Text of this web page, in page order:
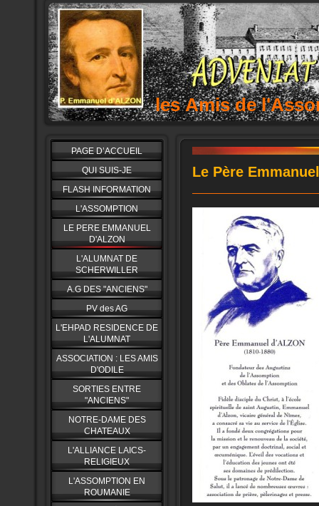
les Amis de
PAGE D’ACCUEIL
QUI SUIS-JE
FLASH INFORMATION
L'ASSOMPTION
LE PERE EMMANUEL
D'ALZON
L'ALUMNAT DE
SCHERWILLER
A.G DES "ANCIENS"
PV des AG
L'EHPAD RESIDENCE DE
L'ALUMNAT
ASSOCIATION : LES AMIS
D'ODILE
SORTIES ENTRE
"ANCIENS"
NOTRE-DAME DES
CHATEAUX
L'ALLIANCE LAICS-
RELIGIEUX
L'ASSOMPTION EN
ROUMANIE
Le Père